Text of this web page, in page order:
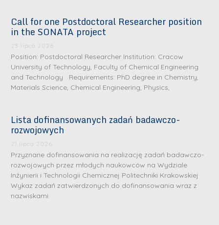
Call for one Postdoctoral Researcher position
in the SONATA project
23 lipca 2026
Position: Postdoctoral Researcher Institution: Cracow
University of Technology, Faculty of Chemical Engineering
and Technology Requirements: PhD degree in Chemistry,
Materials Science, Chemical Engineering, Physics,
Lista dofinansowanych zadań badawczo-
rozwojowych
21 lipca 2026
Przyznane dofinansowania na realizację zadań badawczo-
rozwojowych przez młodych naukowców na Wydziale
Inżynierii i Technologii Chemicznej Politechniki Krakowskiej
Wykaz zadań zatwierdzonych do dofinansowania wraz z
nazwiskami
S
r
e
b
r
n
D